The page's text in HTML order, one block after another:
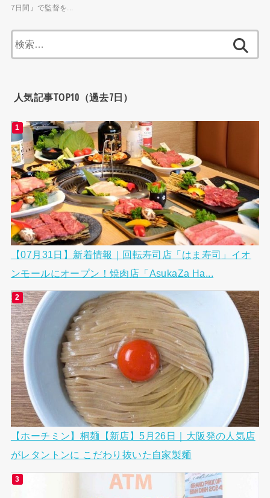
7日間』で監督を...
索:
人気記事TOP10（過去7日）
【07月31日】新着情報｜回転寿司店「はま寿司」イオ
ンモールにオープン！焼肉店「AsukaZa Ha...
【ホーチミン】桐麺【新店】5月26日｜大阪発の人気店
がレタントンに こだわり抜いた自家製麺